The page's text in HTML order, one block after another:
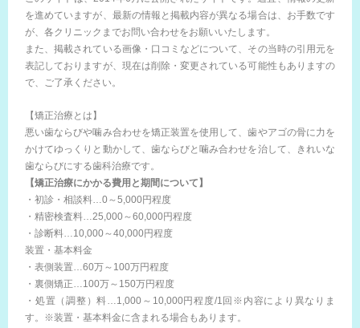
を進めていますが、最新の情報と掲載内容が異なる場合は、お手数です
が、各クリニックまでお問い合わせをお願いいたします。
また、掲載されている画像・口コミなどについて、その当時の引用元を
表記しておりますが、現在は削除・変更されている可能性もありますの
で、ご了承ください。
【矯正治療とは】
悪い歯ならびや噛み合わせを矯正装置を使用して、歯やアゴの骨に力を
かけてゆっくりと動かして、歯ならびと噛み合わせを治して、きれいな
歯ならびにする歯科治療です。
【矯正治療にかかる費用と期間について】
・初診・相談料…0～5,000円程度
・精密検査料…25,000～60,000円程度
・診断料…10,000～40,000円程度
装置・基本料金
・表側装置…60万～100万円程度
・裏側矯正…100万～150万円程度
・処置（調整）料…1,000～10,000円程度/1回※内容により異なりま
す。※装置・基本料金に含まれる場合もあります。